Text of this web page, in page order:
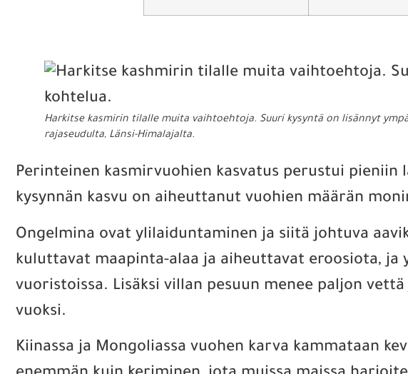
Harkitse kasmirin tilalle muita vaihtoehtoja. Suuri kysyntä on lisännyt
rajaseudulta, Länsi-Himalajalta.
Perinteinen kasmirvuohien kasvatus perustui
kysynnän kasvu on aiheuttanut vuohien määrän
Ongelmina ovat ylilaiduntaminen ja siitä johtuva
kuluttavat maapinta-alaa ja aiheuttavat eroosiota,
vuoristoissa. Lisäksi villan pesuun menee paljon
vuoksi.
Kiinassa ja Mongoliassa vuohen karva kammataan